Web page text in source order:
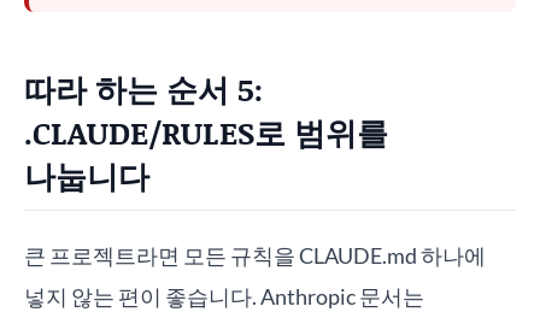
따라 하는 순서 5:
.CLAUDE/RULES로 범위를
나눕니다
큰 프로젝트라면 모든 규칙을 CLAUDE.md 하나에
넣지 않는 편이 좋습니다. Anthropic 문서는